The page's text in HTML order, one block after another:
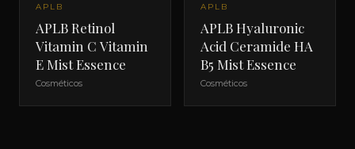
APLB
APLB Retinol
Vitamin C Vitamin
E Mist Essence
Cosméticos
APLB
APLB Hyaluronic
Acid Ceramide HA
B5 Mist Essence
Cosméticos